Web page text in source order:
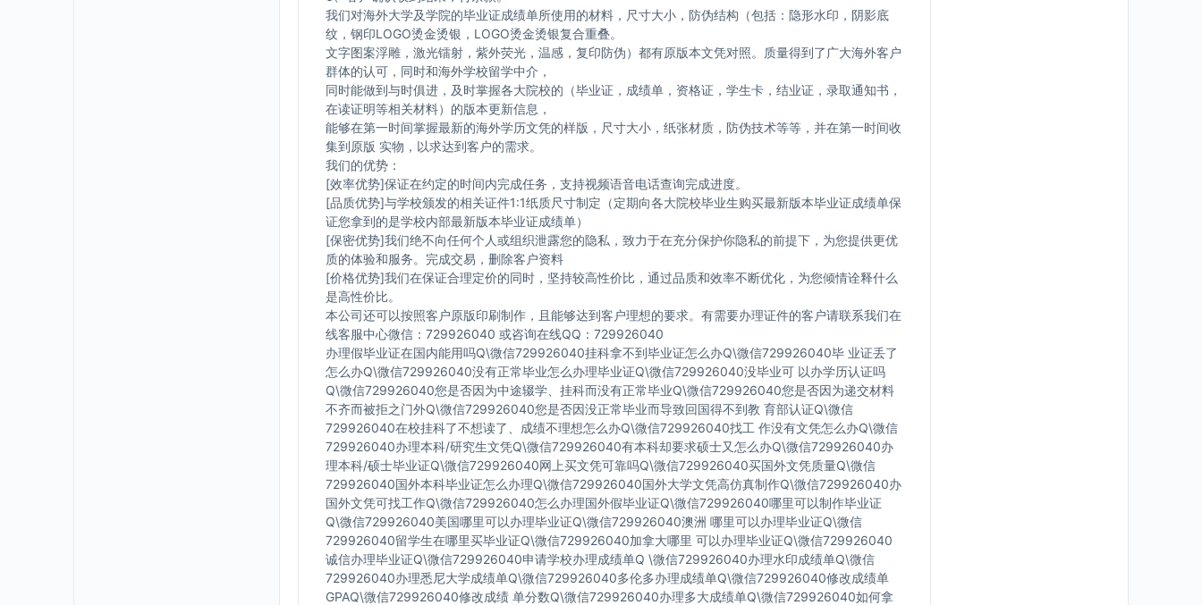
我们对海外大学及学院的毕业证成绩单所使用的材料，尺寸大小，防伪结构（包括：隐形水印，阴影底
纹，钢印LOGO烫金烫银，LOGO烫金烫银复合重叠。
文字图案浮雕，激光镭射，紫外荧光，温感，复印防伪）都有原版本文凭对照。质量得到了广大海外客户
群体的认可，同时和海外学校留学中介，
同时能做到与时俱进，及时掌握各大院校的（毕业证，成绩单，资格证，学生卡，结业证，录取通知书，
在读证明等相关材料）的版本更新信息，
能够在第一时间掌握最新的海外学历文凭的样版，尺寸大小，纸张材质，防伪技术等等，并在第一时间收
集到原版 实物，以求达到客户的需求。
我们的优势：
[效率优势]保证在约定的时间内完成任务，支持视频语音电话查询完成进度。
[品质优势]与学校颁发的相关证件1:1纸质尺寸制定（定期向各大院校毕业生购买最新版本毕业证成绩单保
证您拿到的是学校内部最新版本毕业证成绩单）
[保密优势]我们绝不向任何个人或组织泄露您的隐私，致力于在充分保护你隐私的前提下，为您提供更优
质的体验和服务。完成交易，删除客户资料
[价格优势]我们在保证合理定价的同时，坚持较高性价比，通过品质和效率不断优化，为您倾情诠释什么
是高性价比。
本公司还可以按照客户原版印刷制作，且能够达到客户理想的要求。有需要办理证件的客户请联系我们在
线客服中心微信：729926040 或咨询在线QQ：729926040
办理假毕业证在国内能用吗Q\微信729926040挂科拿不到毕业证怎么办Q\微信729926040毕 业证丢了
怎么办Q\微信729926040没有正常毕业怎么办理毕业证Q\微信729926040没毕业可 以办学历认证吗
Q\微信729926040您是否因为中途辍学、挂科而没有正常毕业Q\微信729926040您是否因为递交材料
不齐而被拒之门外Q\微信729926040您是否因没正常毕业而导致回国得不到教 育部认证Q\微信
729926040在校挂科了不想读了、成绩不理想怎么办Q\微信729926040找工 作没有文凭怎么办Q\微信
729926040办理本科/研究生文凭Q\微信729926040有本科却要求硕士又怎么办Q\微信729926040办
理本科/硕士毕业证Q\微信729926040网上买文凭可靠吗Q\微信729926040买国外文凭质量Q\微信
729926040国外本科毕业证怎么办理Q\微信729926040国外大学文凭高仿真制作Q\微信729926040办
国外文凭可找工作Q\微信729926040怎么办理国外假毕业证Q\微信729926040哪里可以制作毕业证
Q\微信729926040美国哪里可以办理毕业证Q\微信729926040澳洲 哪里可以办理毕业证Q\微信
729926040留学生在哪里买毕业证Q\微信729926040加拿大哪里 可以办理毕业证Q\微信729926040
诚信办理毕业证Q\微信729926040申请学校办理成绩单Q \微信729926040办理水印成绩单Q\微信
729926040办理悉尼大学成绩单Q\微信729926040多伦多办理成绩单Q\微信729926040修改成绩单
GPAQ\微信729926040修改成绩 单分数Q\微信729926040办理多大成绩单Q\微信729926040如何拿